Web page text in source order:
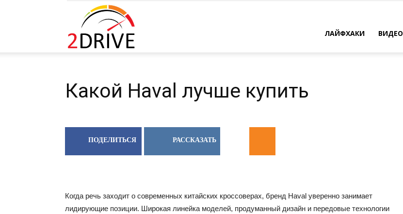
ЛАЙФХАКИ ВИДЕО
Какой Haval лучше купить
ПОДЕЛИТЬСЯ РАССКАЗАТЬ
Когда речь заходит о современных китайских кроссоверах, бренд Haval уверенно занимает
лидирующие позиции. Широкая линейка моделей, продуманный дизайн и передовые технологии